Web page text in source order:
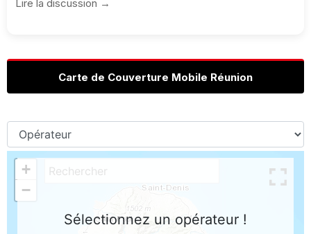
Lire la discussion →
Carte de Couverture Mobile Réunion